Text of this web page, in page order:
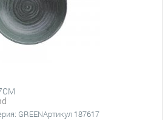
GREENАртикул 187617